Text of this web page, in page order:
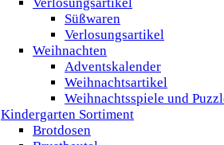
Süßwaren
Verlosungsartikel
Weihnachten
Adventskalender
Weihnachtsartikel
Weihnachtsspiele und
Kindergarten Sortiment
Brotdosen